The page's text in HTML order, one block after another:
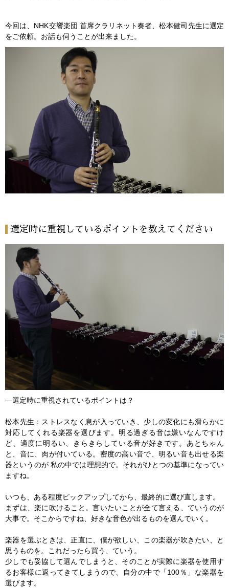
今回は、NHK交響楽団 首席クラリネット奏者、松本健司先生に選定
をご依頼。お話も伺うことが出来ました。
選定時に重視しているポイントを教えてください
―選定時に重視されているポイントは？
松本先生：ストレスなく息が入っていき、少しの変化にも滑らかに
対応してくれる楽器を選びます。明る過ぎる音は嫌いなんですけ
ど、適度に明るい、きらきらしている音が好きです。あとちゃん
と、音に、肉が付いている。密度の高い音で、明るい音も出せる楽
器というのが 私の中では理想的で。それがひとつの基準になってい
ますね。
いつも、ある程度ピックアップしてから、最終的に選び直します。
まずは、楽に吹けること。言いたいことが全て言える、ていうのが
大事で。そこからですね、好きな音色が出るものを選んでいく。
楽器を選ぶときは、正直に、僕が欲しい、この楽器が吹きたい、と
思うものを。これだったら買う、ていう。
少しでも妥協して選んでしまうと、そのことが実際に楽器を使用す
るお客様に返ってきてしまうので、自分の中で「100％」な楽器を
選びます。